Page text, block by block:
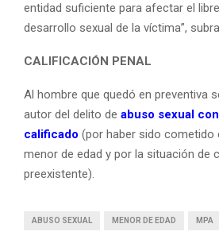
entidad suficiente para afectar el
desarrollo sexual de la víctima”,
CALIFICACIÓN PENAL
Al hombre que quedó en preventiva
autor del delito de abuso sexual
calificado (por haber sido cometido
menor de edad y por la situación de
preexistente).
ABUSO SEXUAL MENOR DE EDAD MPA